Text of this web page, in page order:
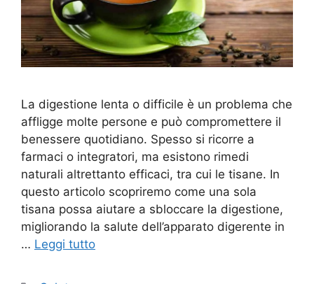
La digestione lenta o difficile è un problema che
affligge molte persone e può compromettere il
benessere quotidiano. Spesso si ricorre a
farmaci o integratori, ma esistono rimedi
naturali altrettanto efficaci, tra cui le tisane. In
questo articolo scopriremo come una sola
tisana possa aiutare a sbloccare la digestione,
migliorando la salute dell’apparato digerente in
… Leggi tutto